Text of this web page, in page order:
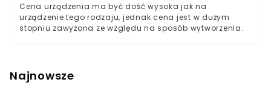
Cena urządzenia ma być dość wysoka jak na
urządzenie tego rodzaju, jednak cena jest w dużym
stopniu zawyżona ze względu na sposób wytworzenia.
Najnowsze